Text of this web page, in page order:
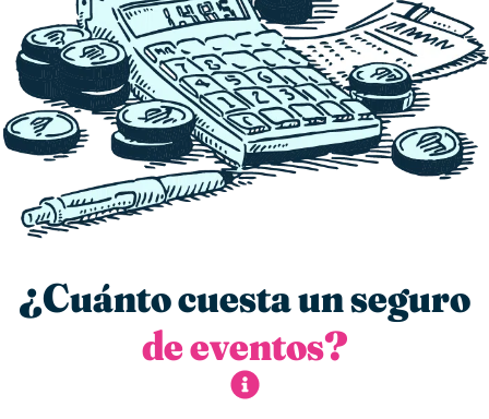
¿Cuánto cuesta un seguro
de eventos?